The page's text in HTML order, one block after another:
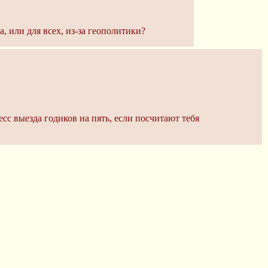
или для всех, из-за геополитики?
выезда годиков на пять, если посчитают тебя